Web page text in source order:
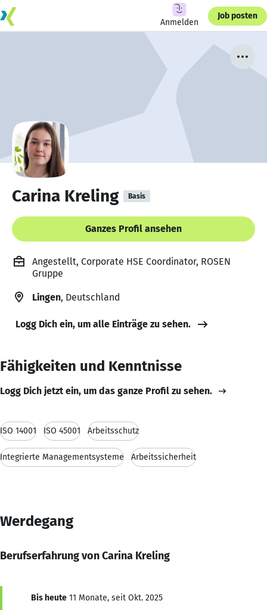
Anmelden
Job posten
Carina Kreling Basis
Ganzes Profil ansehen
Angestellt, Corporate HSE Coordinator, ROSEN
Gruppe
Lingen, Deutschland
Logg Dich ein, um alle Einträge zu sehen.
Fähigkeiten und Kenntnisse
Logg Dich jetzt ein, um das ganze Profil zu sehen.
ISO 14001 ISO 45001 Arbeitsschutz
Integrierte Managementsysteme Arbeitssicherheit
Werdegang
Berufserfahrung von Carina Kreling
Bis heute 11 Monate, seit Okt. 2025